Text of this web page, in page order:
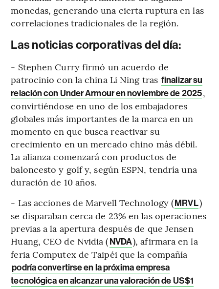
monedas, generando una cierta ruptura en las
correlaciones tradicionales de la región.
Las noticias corporativas del día:
- Stephen Curry firmó un acuerdo de
patrocinio con la china Li Ning tras finalizar su
relación con Under Armour en noviembre de 2025,
convirtiéndose en uno de los embajadores
globales más importantes de la marca en un
momento en que busca reactivar su
crecimiento en un mercado chino más débil.
La alianza comenzará con productos de
baloncesto y golf y, según ESPN, tendría una
duración de 10 años.
- Las acciones de Marvell Technology (MRVL)
se disparaban cerca de 23% en las operaciones
previas a la apertura después de que Jensen
Huang, CEO de Nvidia (NVDA), afirmara en la
feria Computex de Taipéi que la compañía
podría convertirse en la próxima empresa
tecnológica en alcanzar una valoración de US$1